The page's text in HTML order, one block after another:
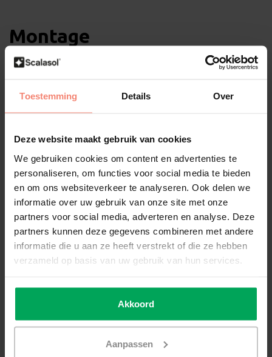
Toestemming Details Over
Deze website maakt gebruik van cookies
We gebruiken cookies om content en advertenties te
personaliseren, om functies voor social media te bieden
en om ons websiteverkeer te analyseren. Ook delen we
informatie over uw gebruik van onze site met onze
partners voor social media, adverteren en analyse. Deze
partners kunnen deze gegevens combineren met andere
informatie die u aan ze heeft verstrekt of die ze hebben
verzameld op basis van uw gebruik van hun services.
Akkoord
Aanpassen
Montage
Vorbereitung
Vorbereitungen getroffen werden. Das Glas sollte gründlich mit
Montage Innenseite der Glases
Die NT75 wird auf der Innenseite des Fensters angebracht. Sie ist
für alle Arten von Flachglas geeignet, mit Ausnahme von Low-E-
Glas und Dreifachverglasung.
Low-E / Dreifachverglasung
Wenn Sie über Hochleistungsverglasung (Low-E /
Dreifachverglasung) verfügen, darf dieNT75 nicht auf der
thermischen Glasbruch führen. Sonnenschutzfolien müssen bei
Low-E-Glas stets an der Außenseite angebracht werden. Nur
werden.Klicken Sie hier für die Außenversion bzw.
„Exterieur“ Variante (NT75E).